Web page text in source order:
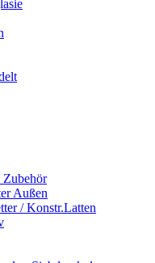
Zubehör
Außen
/ Konstr.Latten